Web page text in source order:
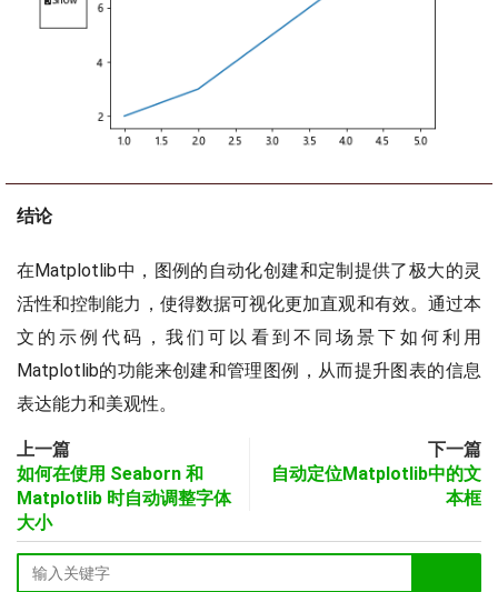
结论
在Matplotlib中，图例的自动化创建和定制提供了极大的灵
活性和控制能力，使得数据可视化更加直观和有效。通过本
文的示例代码，我们可以看到不同场景下如何利用
Matplotlib的功能来创建和管理图例，从而提升图表的信息
表达能力和美观性。
上一篇
如何在使用 Seaborn 和
Matplotlib 时自动调整字体
大小
下一篇
自动定位Matplotlib中的文
本框